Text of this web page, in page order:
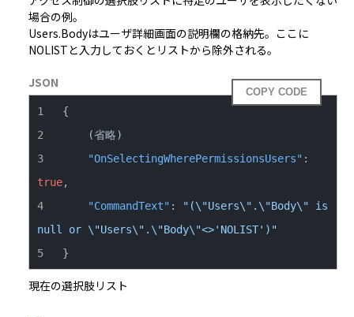
場合の例。
Users.Bodyはユーザ詳細画面の説明欄の格納先。ここに
NOLISTと入力しておくとリストから除外される。
JSON
COPY CODE
{
"OnSelectingWherePermissionsUsers" :
true,
"CommandText" :
"(\"Users\".\"Body\" is
null or \"Users\".\"Body\"<>'NOLIST')"
}
現在の選択肢リスト